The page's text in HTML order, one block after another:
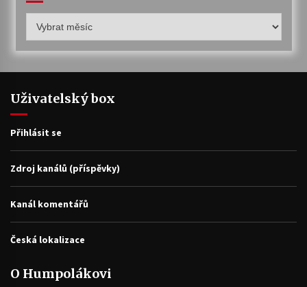
archiv
Uživatelský box
Přihlásit se
Zdroj kanálů (příspěvky)
Kanál komentářů
Česká lokalizace
O Humpolákovi